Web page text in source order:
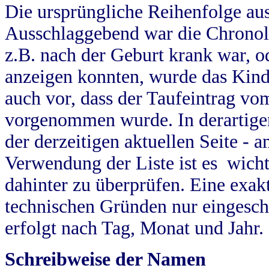
Die ursprüngliche Reihenfolge
Ausschlaggebend war die
z.B. nach der Geburt krank war,
anzeigen konnten, wurde das
auch vor, dass der Taufeintrag
vorgenommen wurde. In
der derzeitigen aktuellen Seite -
Verwendung der Liste ist es
dahinter zu überprüfen. Eine
technischen Gründen nur
erfolgt nach Tag, Monat und Jahr.
Schreibweise der Namen